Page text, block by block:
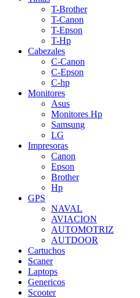
T-Brother
T-Canon
T-Epson
T-Hp
Cabezales
C-Canon
C-Epson
C-hp
Monitores
Asus
Monitores Hp
Samsung
LG
Impresoras
Canon
Epson
Brother
Hp
GPS
NAVAL
AVIACION
AUTOMOTRIZ
AUTDOOR
Cartuchos
Scaner
Laptops
Genericos
Scooter